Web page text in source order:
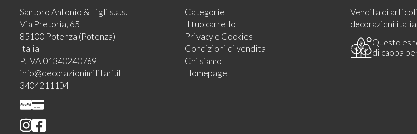
Santoro Antonio & Figli s.a.s.
Via Pretoria, 65
85100 Potenza (Potenza)
Italia
P. IVA 01340240769
info@decorazionimilitari.it
3404211104
Categorie
Il tuo carrello
Privacy e Cookies
Condizioni di vendita
Chi siamo
Homepage
Vendita di
decorazioni
Questo
di caoba